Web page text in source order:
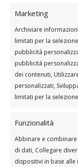
Marketing
Archiviare
limitati per la
pubblicità
pubblicità
dei contenuti,
personalizzati,
limitati per la
Funzionalità
Abbinare e
di dati, Collegare
dispositivi in base
Lascia sempre un
permettere al tuo
adeguatamente.
Giorno 1: Gambe
Scheda per
tappetino)
volte
Corsa sul posto